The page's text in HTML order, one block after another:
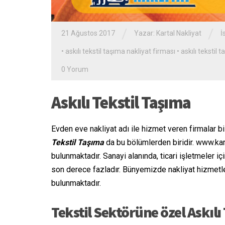
21 Ağustos 2017 Yazar: Kartal Nakliyat
• askılı tekstil taşıma nakliyat firması • askılı tekstil
0 Yorum
Askılı Tekstil Taşıma
Evden eve nakliyat adı ile hizmet veren firmalar
Tekstil Taşımada bu bölümlerden biridir.
bulunmaktadır. Sanayi alanında, ticari işletmeler
son derece fazladır. Bünyemizde nakliyat
bulunmaktadır.
Tekstil Sektörüne özel Askılı